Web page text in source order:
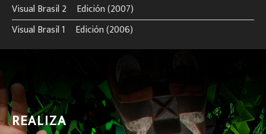
Visual Brasil 2º Edición (2007)
Visual Brasil 1º Edición (2006)
REALIZA